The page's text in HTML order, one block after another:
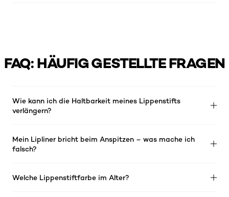
FAQ: HÄUFIG GESTELLTE FRAGEN
Wie kann ich die Haltbarkeit meines Lippenstifts
verlängern?
Mein Lipliner bricht beim Anspitzen – was mache ich
falsch?
Welche Lippenstiftfarbe im Alter?